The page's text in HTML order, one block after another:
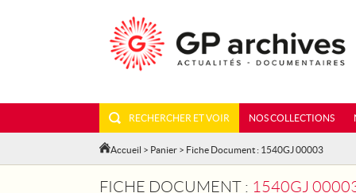
RECHERCHER ET VOIR NOS COLLECTIONS
Accueil > Panier > Fiche Document : 1540GJ 00003
FICHE DOCUMENT : 1540GJ 00003 -